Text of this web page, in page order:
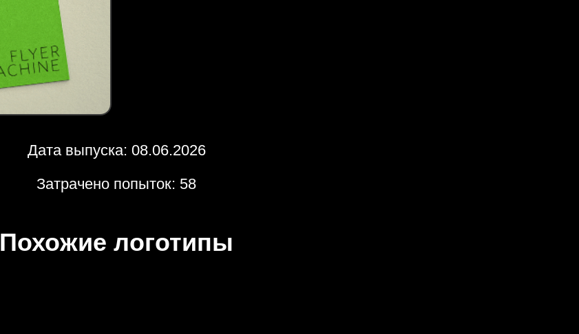
Дата выпуска: 08.06.2026
Затрачено попыток: 58
Похожие логотипы